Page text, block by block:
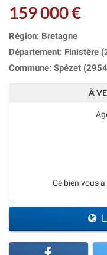
159 000 €
Région: Bretagne
Département: Finistère
Commune: Spézet
À
Ce bien vous